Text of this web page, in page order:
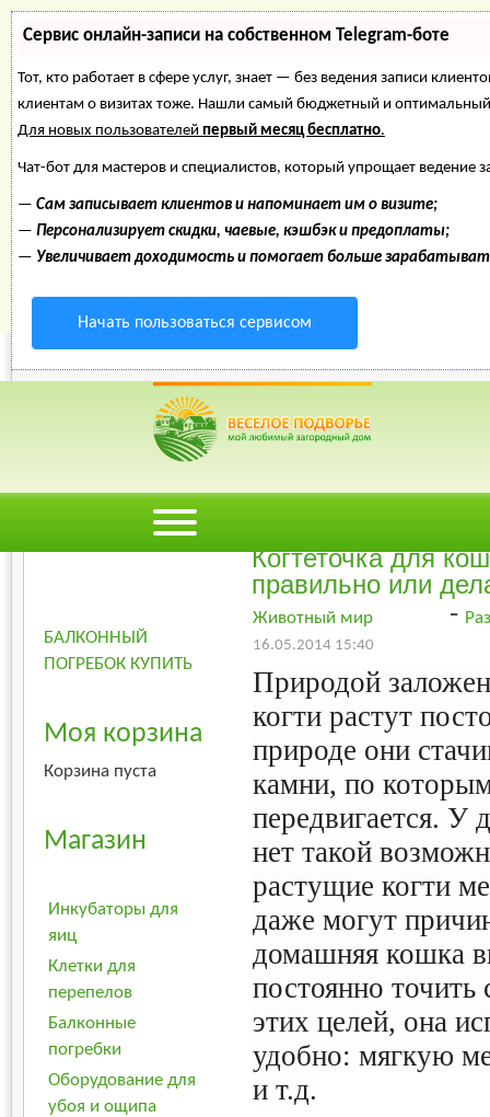
Сервис онлайн-записи на собственном Telegram-боте
Тот, кто работает в сфере услуг, знает — без ведения записи
клиентам о визитах тоже. Нашли самый бюджетный и
Для новых пользователей первый месяц бесплатно.
Чат-бот для мастеров и специалистов, который упрощает ведение
— Сам записывает клиентов и напоминает им о визите;
— Персонализирует скидки, чаевые, кэшбэк и предоплаты;
— Увеличивает доходимость и помогает больше
Начать пользоваться сервисом
Энциклопедия
БАЛКОННЫЙ
ПОГРЕБОК КУПИТЬ
Моя корзина
Корзина пуста
Магазин
Инкубаторы для
яиц
Клетки для
перепелов
Балконные
погребки
Оборудование для
убоя и ощипа
Разное о
Когтеточка для
правильно или
Животный мир -
16.05.2014 15:40
Природой
когти растут
природе они
камни, по
передвигается.
нет такой
растущие когти
даже могут
домашняя кошка
постоянно
этих целей, она
удобно: мягкую
и т.д.